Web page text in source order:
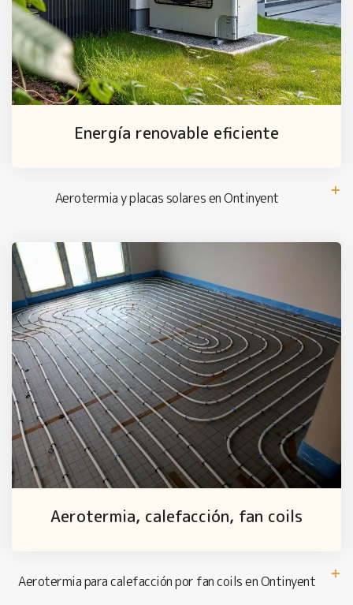
Energía renovable eficiente
Aerotermia y placas solares en Ontinyent
Aerotermia, calefacción, fan coils
Aerotermia para calefacción por fan coils en Ontinyent